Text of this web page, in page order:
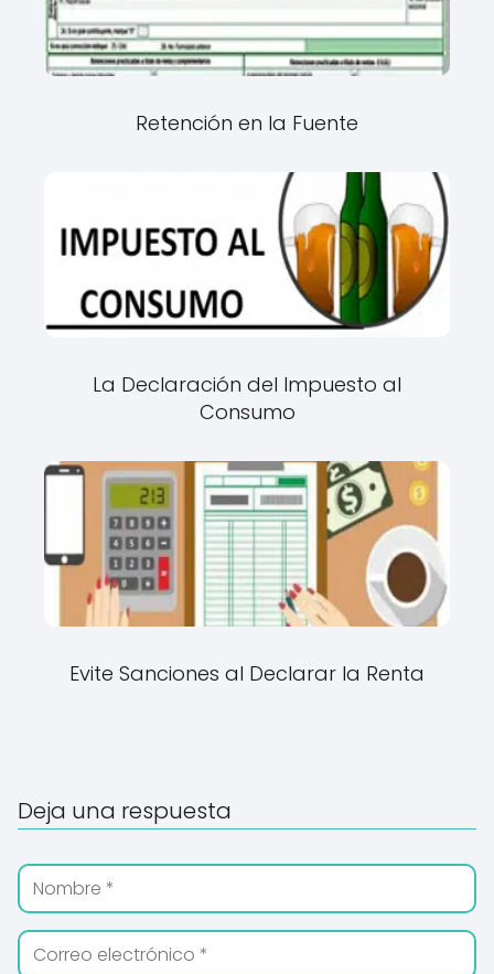
Retención en la Fuente
La Declaración del Impuesto al
Consumo
Evite Sanciones al Declarar la Renta
Deja una respuesta